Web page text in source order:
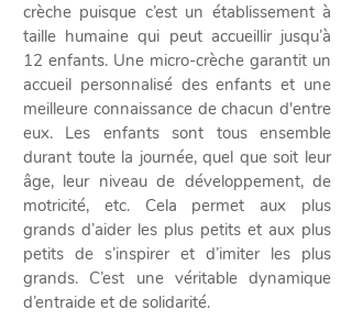
crèche puisque c’est un établissement à
taille humaine qui peut accueillir jusqu’à
12 enfants. Une micro-crèche garantit un
accueil personnalisé des enfants et une
meilleure connaissance de chacun d'entre
eux. Les enfants sont tous ensemble
durant toute la journée, quel que soit leur
âge, leur niveau de développement, de
motricité, etc. Cela permet aux plus
grands d’aider les plus petits et aux plus
petits de s’inspirer et d’imiter les plus
grands. C’est une véritable dynamique
d’entraide et de solidarité.